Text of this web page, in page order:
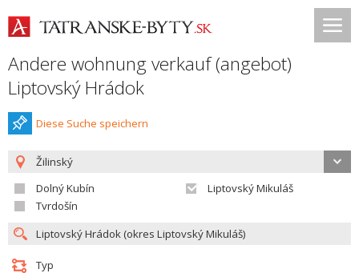
Andere wohnung verkauf (angebot)
Liptovský Hrádok
Diese Suche speichern
Žilinský
Dolný Kubín
Liptovský Mikuláš
Tvrdošín
Typ